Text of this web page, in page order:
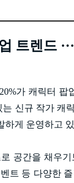
트렌드
가 캐릭터
신규 작가 캐
하게 운영하고
공간을 채우
트 등 다양한